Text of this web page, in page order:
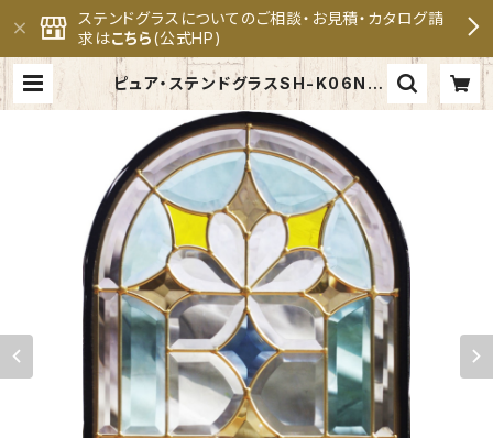
ステンドグラスについてのご相談・お見積・カタログ請
求はこちら(公式HP)
ピュア・ステンドグラスSH-K06N |
セブンホーム ステンドグラス専門メ
ーカー 公式オンラインショップ